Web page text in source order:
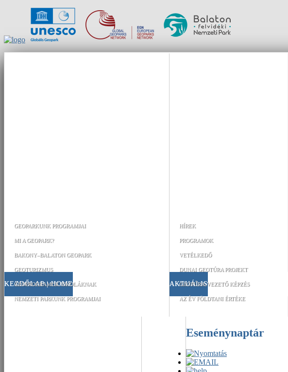
KEZDŐLAP | HOME
GEOPARKUNK PROGRAMJAI
MI A GEOPARK?
BAKONY–BALATON GEOPARK
GEOTURIZMUS
GEOPROGRAMOK ISKOLÁKNAK
NEMZETI PARKUNK PROGRAMJAI
AKTUÁLIS
HÍREK
PROGRAMOK
VETÉLKEDŐ
DUNAI GEOTÚRA PROJEKT
GEOTÚRA-VEZETŐ KÉPZÉS
AZ ÉV FÖLDTANI ÉRTÉKE
Eseménynaptár